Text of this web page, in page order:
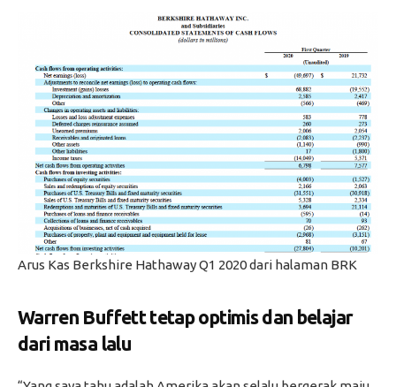
Arus Kas Berkshire Hathaway Q1 2020 dari halaman BRK
Warren Buffett tetap optimis dan belajar
dari masa lalu